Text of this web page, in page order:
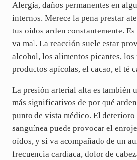
Alergia, daños permanentes en
internos. Merece la pena prestar
tus oídos arden constantemente.
va mal. La reacción suele estar
alcohol, los alimentos picantes, los
productos apícolas, el cacao, el té
La presión arterial alta es también
más significativos de por qué
punto de vista médico. El
sanguínea puede provocar el
oídos, y si va acompañado de un
frecuencia cardíaca, dolor de